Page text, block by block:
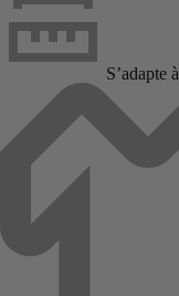
S’adapte